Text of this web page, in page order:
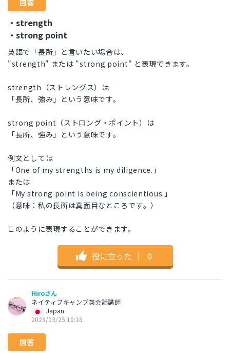
回答
・strength
・strong point
英語で「長所」と言いたい場合は、
"strength" または "strong point" と表現できます。
strength（ストレングス）は
「長所、強み」という意味です。
strong point（ストロング・ポイント）は
「長所、強み」という意味です。
例文としては
「One of my strengths is my diligence.」
または
「My strong point is being conscientious.」
（意味：私の長所は真面目なところです。）
このように表現することができます。
役に立った ｜ 0
Hiroさん
ネイティブキャンプ英会話講師
Japan
2023/03/25 10:18
回答